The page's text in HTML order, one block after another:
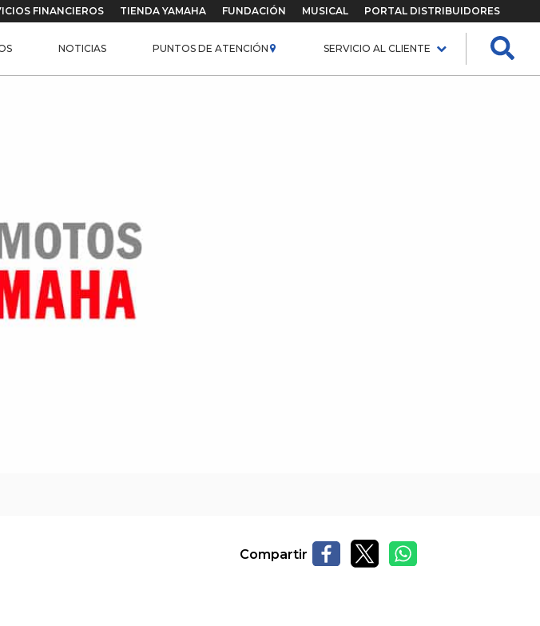
FINANCIEROS TIENDA YAMAHA FUNDACIÓN MUSICAL PORTAL DISTRIBUIDORES
NOTICIAS PUNTOS DE ATENCIÓN SERVICIO AL CLIENTE
Compartir